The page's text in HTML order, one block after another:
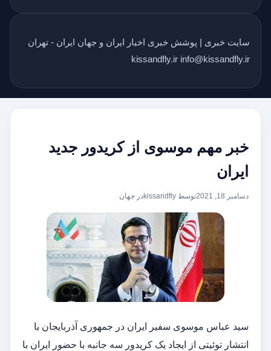
سایت خبری | پوشش خبری اخبار ایران و جهان ایران - تهران
kissandfly.ir info@kissandfly.ir
خبر مهم موسوی از کریدور جدید
ایران
دسامبر 18, 2021 توسط kissandfly در جهان
سید عباس موسوی سفیر ایران در جمهوری آذربایجان با
انتشار توئیتی از ایجاد یک کریدور سه جانبه با حضور ایران با